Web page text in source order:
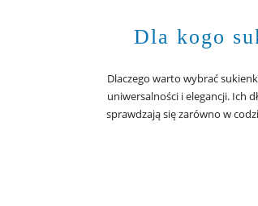
Dla kogo
Dlaczego warto wybrać
uniwersalności i elegancji. Ich
sprawdzają się zarówno w